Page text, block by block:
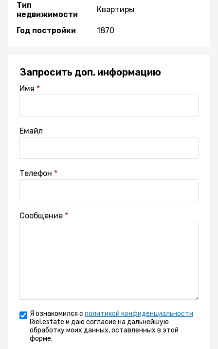
Тип
недвижимости
Квартиры
Год постройки 1870
Запросить доп. информацию
Имя
Емайл
Телефон
Сообщение
Я ознакомился с политикой конфиденциальности
Riel.estate и даю согласие на дальнейшую
обработку моих данных, оставленных в этой
форме.